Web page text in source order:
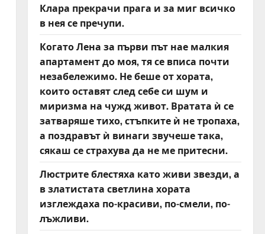
Клара прекрачи прага и за миг всичко
в нея се пречупи.
Когато Лена за първи път нае малкия
апартамент до моя, тя се вписа почти
незабележимо. Не беше от хората,
които оставят след себе си шум и
миризма на чужд живот. Вратата ѝ се
затваряше тихо, стъпките ѝ не тропаха,
а поздравът ѝ винаги звучеше така,
сякаш се страхува да не ме притесни.
Люстрите блестяха като живи звезди, а
в златистата светлина хората
изглеждаха по-красиви, по-смели, по-
лъжливи.